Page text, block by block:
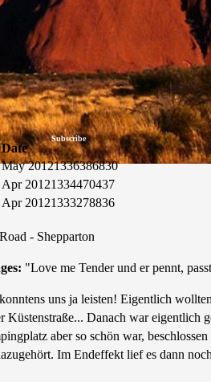
Subscribe
Date
May 20121336386830
Apr 20121334470437
Apr 20121333278836
- Shepparton
"Love me Tender und er pennt,
uns ja leisten! Eigentlich
Danach war eigentlich
aber so schön war,
Im Endeffekt lief es dann